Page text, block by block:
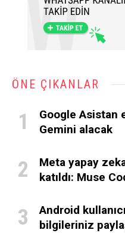
ÖNE ÇIKANLAR
Google Asistan
Gemini alacak
Meta yapay
katıldı: Muse
Android
bilgileriniz